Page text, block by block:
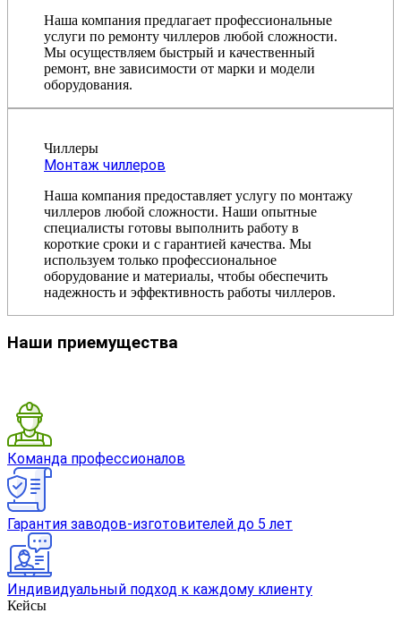
Наша компания предлагает профессиональные
услуги по ремонту чиллеров любой сложности.
Мы осуществляем быстрый и качественный
ремонт, вне зависимости от марки и модели
оборудования.
Чиллеры
Монтаж чиллеров
Наша компания предоставляет услугу по монтажу
чиллеров любой сложности. Наши опытные
специалисты готовы выполнить работу в
короткие сроки и с гарантией качества. Мы
используем только профессиональное
оборудование и материалы, чтобы обеспечить
надежность и эффективность работы чиллеров.
Наши приемущества
Команда профессионалов
Гарантия заводов-изготовителей до 5 лет
Индивидуальный подход к каждому клиенту
Кейсы